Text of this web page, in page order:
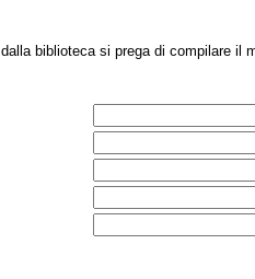
dalla biblioteca si prega di compilare il